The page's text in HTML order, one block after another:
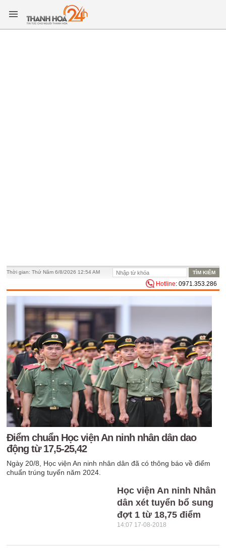
Thời gian:Thứ Năm 6/8/2026 12:54 AM
Hotline: 0971.353.286
Điểm chuẩn Học viện An ninh nhân dân dao
động từ 17,5-25,42
Ngày 20/8, Học viện An ninh nhân dân đã có thông báo về điểm
chuẩn trúng tuyển năm 2024.
Học viện An ninh Nhân
dân xét tuyển bổ sung
đợt 1 từ 18,75 điểm
14:07 17-08-2018